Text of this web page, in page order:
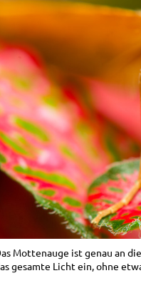
Mottenauge ist genau an
gesamte Licht ein, ohne